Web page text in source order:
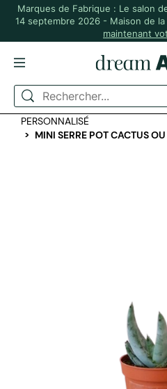
Marques de Fabrique : Le salon
14 septembre 2026 - Maison de la
maintenant
ACCUEIL
BIODIVERSITÉ
CACHE POT, JARDINIÈRE ET
PERSONNALISÉ
MINI SERRE POT CACTUS